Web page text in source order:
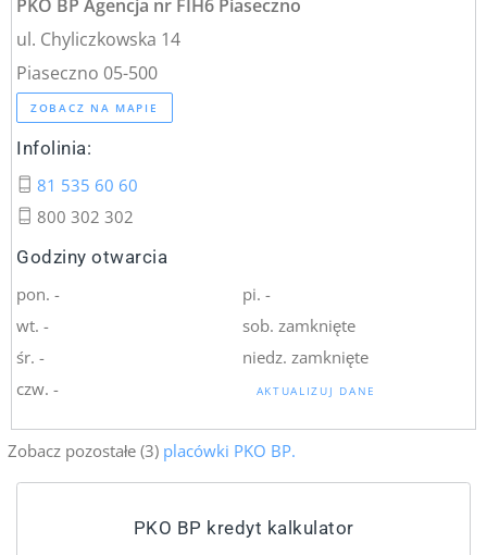
ul. Chyliczkowska 14
Piaseczno 05-500
ZOBACZ NA MAPIE
Infolinia:
81 535 60 60
800 302 302
Godziny otwarcia
pon. -
wt. -
śr. -
czw. -
pi. -
sob. zamknięte
niedz. zamknięte
AKTUALIZUJ DANE
Zobacz pozostałe (3) placówki PKO BP.
PKO BP kredyt kalkulator